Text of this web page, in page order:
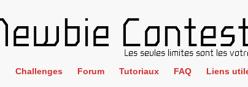
Challenges Forum Tutoriaux FAQ Liens